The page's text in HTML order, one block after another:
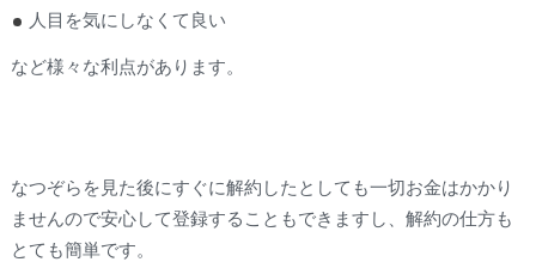
人目を気にしなくて良い
など様々な利点があります。
なつぞらを見た後にすぐに解約したとしても一切お金はかかり
ませんので安心して登録することもできますし、解約の仕方も
とても簡単です。